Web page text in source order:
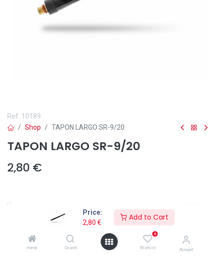
Price:
2,80 €
Add to Cart
Home Search
0
Wishlist Account
Ref. 10189
Shop
TAPON LARGO SR-9/20
TAPON LARGO SR-9/20
2,80 €
Añadir a lista de deseos
Tapón Largo SR-9/20
de Solter es la opción ideal para trabajos
prolongados de soldadura TIG en condiciones normales de